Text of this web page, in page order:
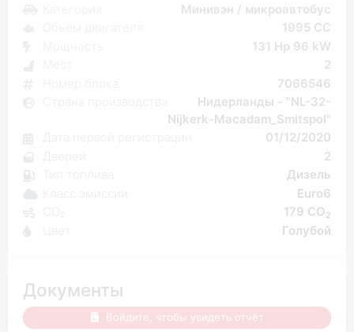
Минивэн / микроавтобус
1995 CC
131 Hp 96 kW
2
7066546
Нидерланды - "NL-32-
Nijkerk-Macadam_Smitspol"
01/12/2020
2
Дизель
Euro6
179 CO2
Голубой
Документы
Войдите, чтобы увидеть отчёт